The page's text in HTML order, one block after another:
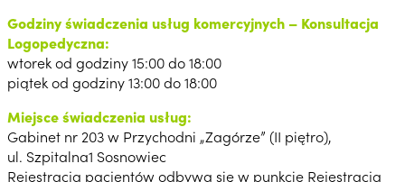
Godziny świadczenia usług komercyjnych – Konsultacja
Logopedyczna:
wtorek od godziny 15:00 do 18:00
piątek od godziny 13:00 do 18:00
Miejsce świadczenia usług:
Gabinet nr 203 w Przychodni „Zagórze” (II piętro),
ul. Szpitalna1 Sosnowiec
Rejestracja pacjentów odbywa się w punkcie Rejestracja